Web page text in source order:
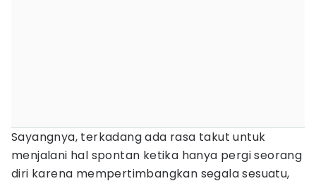
Sayangnya, terkadang ada rasa takut untuk
menjalani hal spontan ketika hanya pergi seorang
diri karena mempertimbangkan segala sesuatu,